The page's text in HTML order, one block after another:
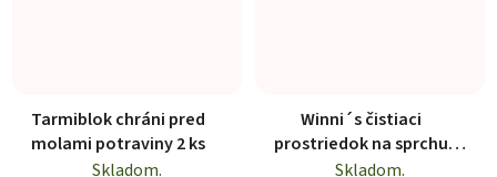
Tarmiblok chráni pred
molami potraviny 2 ks
Skladom.
Winni´s čistiaci
prostriedok na sprchu
500ml
Skladom.